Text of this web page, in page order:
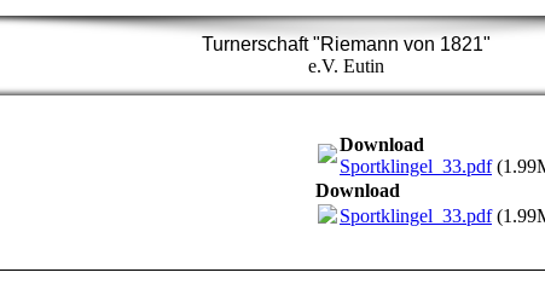
Turnerschaft "Riemann von 1821"
e.V. Eutin
Download
Sportklingel_33.pdf
Download
Sportklingel_33.pdf